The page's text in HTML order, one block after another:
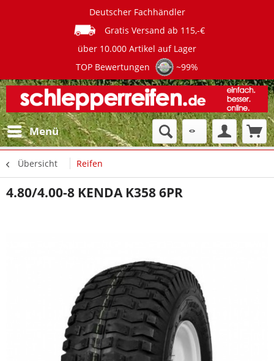
Deutscher Fachhändler
Gratis Versand ab 115,-€
über 10.000 Artikel auf Lager
TOP Bewertungen
~99%
Menü
Übersicht Reifen
4.80/4.00-8 KENDA K358 6PR